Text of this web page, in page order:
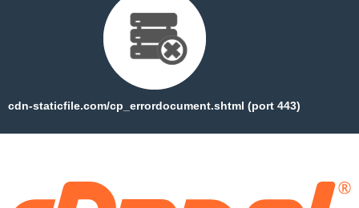
cdn-staticfile.com/cp_errordocument.shtml (port 443)